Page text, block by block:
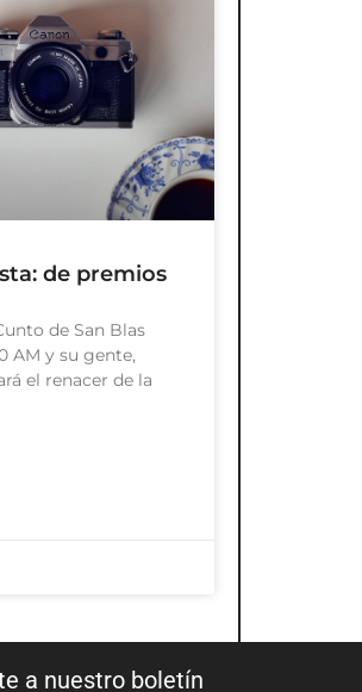
de premios
de San Blas
AM y su gente,
el renacer de la
a nuestro boletín